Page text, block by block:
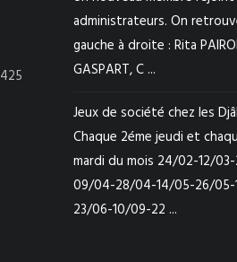
administrateurs. On
gauche à droite : Rita
GASPART, C ...
Jeux de société chez les
Chaque 2éme jeudi et
mardi du mois 24/02-12/
09/04-28/04-14/05-26/05-
23/06-10/09-22 ...